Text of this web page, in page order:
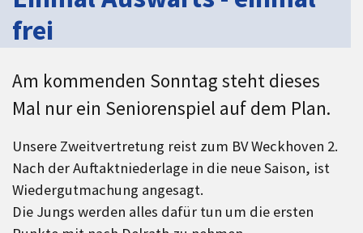
frei
Am kommenden Sonntag steht dieses
Mal nur ein Seniorenspiel auf dem Plan.
Unsere Zweitvertretung reist zum BV Weckhoven 2.
Nach der Auftaktniederlage in die neue Saison, ist
Wiedergutmachung angesagt.
Die Jungs werden alles dafür tun um die ersten